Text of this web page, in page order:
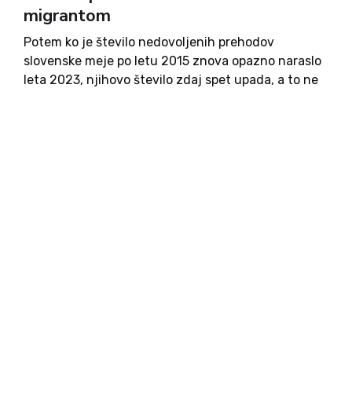
migrantom
Potem ko je število nedovoljenih prehodov
slovenske meje po letu 2015 znova opazno naraslo
leta 2023, njihovo število zdaj spet upada, a to ne